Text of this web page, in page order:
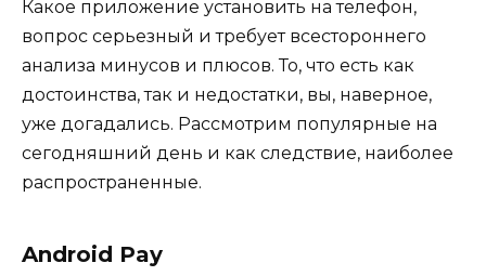
Какое приложение установить на телефон,
вопрос серьезный и требует всестороннего
анализа минусов и плюсов. То, что есть как
достоинства, так и недостатки, вы, наверное,
уже догадались. Рассмотрим популярные на
сегодняшний день и как следствие, наиболее
распространенные.
Android Pay